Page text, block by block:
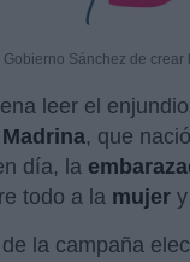
Sánchez de crear
leer el
, que
día, la
todo a la mujer
la campaña